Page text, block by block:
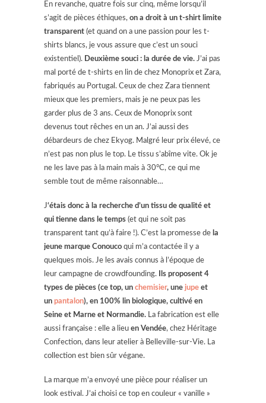
En revanche, quatre fois sur cinq, même lorsqu’il
s’agit de pièces éthiques, on a droit à un t-shirt limite
transparent (et quand on a une passion pour les t-
shirts blancs, je vous assure que c’est un souci
existentiel). Deuxième souci : la durée de vie. J’ai pas
mal porté de t-shirts en lin de chez Monoprix et Zara,
fabriqués au Portugal. Ceux de chez Zara tiennent
mieux que les premiers, mais je ne peux pas les
garder plus de 3 ans. Ceux de Monoprix sont
devenus tout rêches en un an. J’ai aussi des
débardeurs de chez Ekyog. Malgré leur prix élevé, ce
n’est pas non plus le top. Le tissu s’abîme vite. Ok je
ne les lave pas à la main mais à 30°C, ce qui me
semble tout de même raisonnable…
J‘étais donc à la recherche d’un tissu de qualité et
qui tienne dans le temps (et qui ne soit pas
transparent tant qu’à faire !). C’est la promesse de la
jeune marque Conouco qui m’a contactée il y a
quelques mois. Je les avais connus à l’époque de
leur campagne de crowdfounding.
Ils proposent 4
types de pièces (ce top, un chemisier, une jupe et
un pantalon), en 100% lin biologique, cultivé en
Seine et Marne et Normandie. La fabrication est elle
aussi française : elle a lieu en Vendée, chez Héritage
Confection, dans leur atelier à Belleville-sur-Vie. La
collection est bien sûr végane.
La marque m’a envoyé une pièce pour réaliser un
look estival. J’ai choisi ce top en couleur « vanille »